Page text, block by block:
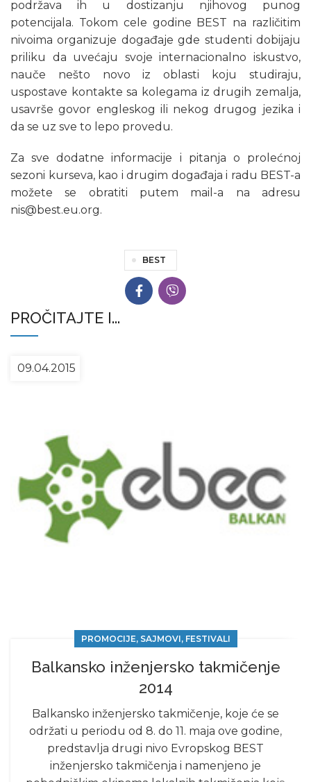
podržava ih u dostizanju njihovog punog
potencijala. Tokom cele godine BEST na različitim
nivoima organizuje događaje gde studenti dobijaju
priliku da uvećaju svoje internacionalno iskustvo,
nauče nešto novo iz oblasti koju studiraju,
uspostave kontakte sa kolegama iz drugih zemalja,
usavrše govor engleskog ili nekog drugog jezika i
da se uz sve to lepo provedu.
Za sve dodatne informacije i pitanja o prolećnoj
sezoni kurseva, kao i drugim događaja i radu BEST-a
možete se obratiti putem mail-a na adresu
nis@best.eu.org.
BEST
PROČITAJTE I...
09.04.2015
PROMOCIJE, SAJMOVI, FESTIVALI
Balkansko inženjersko takmičenje
2014
Balkansko inženjersko takmičenje, koje će se
održati u periodu od 8. do 11. maja ove godine,
predstavlja drugi nivo Evropskog BEST
inženjersko takmičenja i namenjeno je